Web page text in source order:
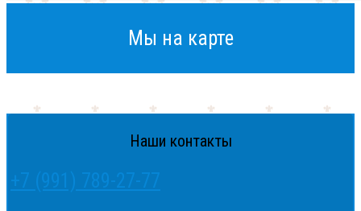
Мы на карте
Наши контакты
+7 (991) 789-27-77